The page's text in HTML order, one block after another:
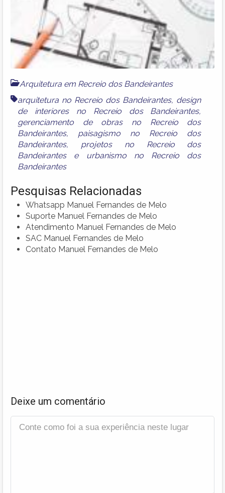
Arquitetura em Recreio dos Bandeirantes
arquitetura no Recreio dos Bandeirantes, design
de interiores no Recreio dos Bandeirantes,
gerenciamento de obras no Recreio dos
Bandeirantes, paisagismo no Recreio dos
Bandeirantes, projetos no Recreio dos
Bandeirantese urbanismo no Recreio dos
Bandeirantes
Pesquisas Relacionadas
Whatsapp Manuel Fernandes de Melo
Suporte Manuel Fernandes de Melo
Atendimento Manuel Fernandes de Melo
SAC Manuel Fernandes de Melo
Contato Manuel Fernandes de Melo
Deixe um comentário